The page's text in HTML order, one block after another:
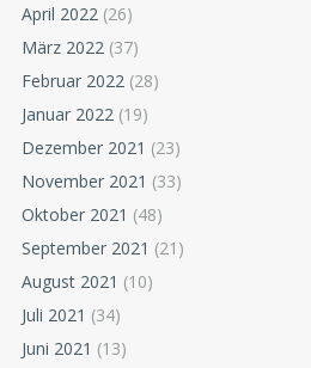
April 2022 (26)
März 2022 (37)
Februar 2022 (28)
Januar 2022 (19)
Dezember 2021 (23)
November 2021 (33)
Oktober 2021 (48)
September 2021 (21)
August 2021 (10)
Juli 2021 (34)
Juni 2021 (13)